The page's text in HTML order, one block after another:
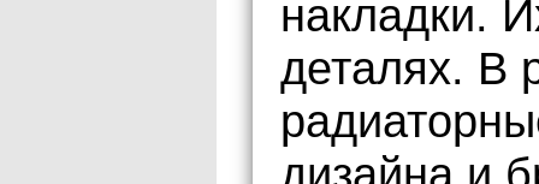
накладки.
деталях. В